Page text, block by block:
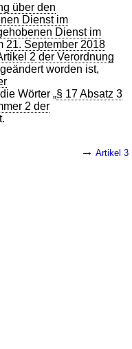
über den
Dienst im
Dienst im
21. September 2018
2 der Verordnung
worden ist,
Wörter „§ 17 Absatz 3
2 der
→ Artikel 3